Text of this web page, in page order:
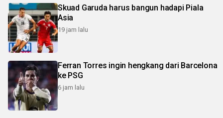
Skuad Garuda harus bangun hadapi Piala
Asia
19 jam lalu
Ferran Torres ingin hengkang dari Barcelona
ke PSG
6 jam lalu